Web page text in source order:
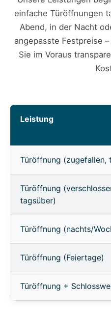
einfache Türöffnungen
Abend, in der Nacht
angepasste Festpreise
Sie im Voraus
Leistung
Türöffnung (zugefallen,
Türöffnung
tagsüber)
Türöffnung (nachts/
Türöffnung (Feiertage)
Türöffnung +